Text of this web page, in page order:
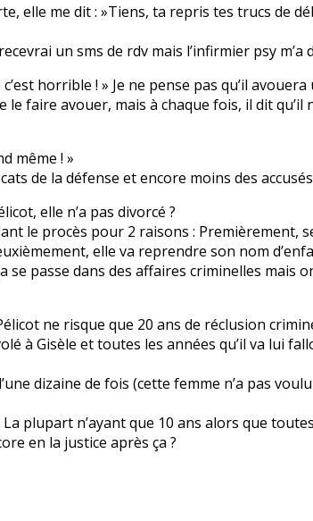
elle me dit : »Tiens, ta repris tes trucs de
un sms de rdv mais l’infirmier psy m’a
horrible ! » Je ne pense pas qu’il
faire avouer, mais à chaque fois, il dit qu’il
même ! »
de la défense et encore moins des
elle n’a pas divorcé ?
le procès pour 2 raisons :
elle va reprendre son nom
passe dans des affaires criminelles mais
ne risque que 20 ans de réclusion
à Gisèle et toutes les années qu’il va lui
dizaine de fois (cette femme n’a pas
plupart n’ayant que 10 ans alors que
en la justice après ça ?